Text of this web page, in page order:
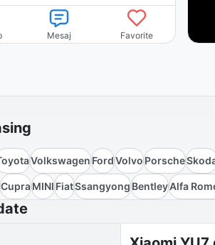
Mesaj Favorite
VolkswagenFordVolvoPorsche
CupraMINIFiatSsangyongBentleyAlfa